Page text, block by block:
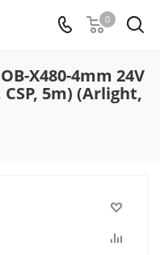
0
X480-4mm 24V
5m) (Arlight,